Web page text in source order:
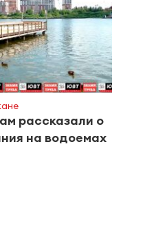
рассказали о
на водоемах